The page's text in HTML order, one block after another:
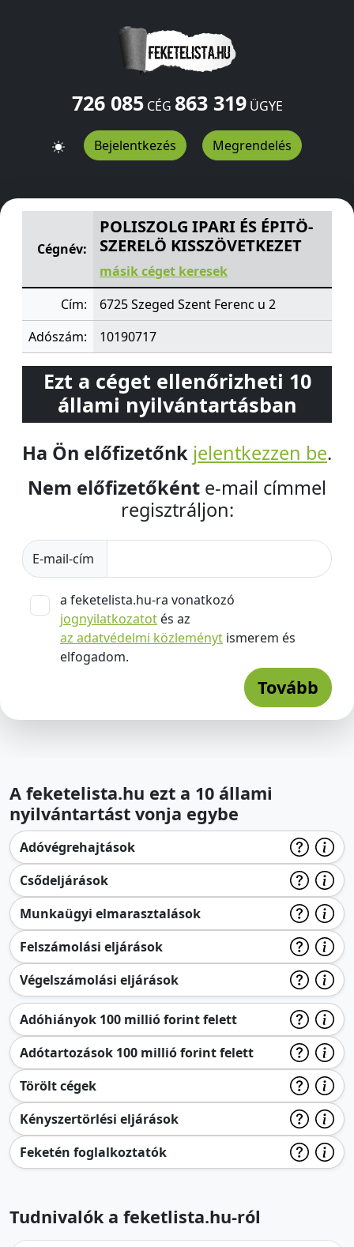
726 085CÉG 863 319ÜGYE
Bejelentkezés Megrendelés
POLISZOLG IPARI ÉS ÉPITÖ-SZERELÖ KISSZÖVETKEZET
Cégnév:
POLISZOLG IPARI ÉS ÉPITÖ-
SZERELÖ KISSZÖVETKEZET
másik céget keresek
Cím:
6725 Szeged Szent Ferenc u 2
Adószám:
10190717
Ezt a céget ellenőrizheti 10
állami nyilvántartásban
Ha Ön előfizetőnk jelentkezzen be.
Nem előfizetőként e-mail címmel
regisztráljon:
E-mail-cím
a feketelista.hu-ra vonatkozó
jognyilatkozatot és az
az adatvédelmi közleményt ismerem és
elfogadom.
Tovább
A feketelista.hu ezt a 10 állami
nyilvántartást vonja egybe
Adóvégrehajtások
Csődeljárások
Munkaügyi elmarasztalások
Felszámolási eljárások
Végelszámolási eljárások
Adóhiányok 100 millió forint felett
Adótartozások 100 millió forint felett
Törölt cégek
Kényszertörlési eljárások
Feketén foglalkoztatók
Tudnivalók a feketlista.hu-ról